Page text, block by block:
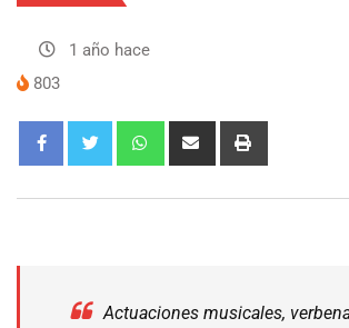
1 año hace
803
Actuaciones musicales,